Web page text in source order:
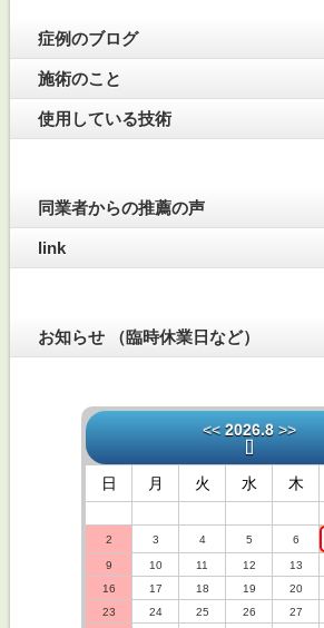
症例のブログ
施術のこと
使用している技術
同業者からの推薦の声
link
お知らせ （臨時休業日など）
<< 2026.8 >>
[]
日 月 火 水 木
2 3 4 5 6
9 10 11 12 13
16
17 18 19 20
23
24 25 26 27